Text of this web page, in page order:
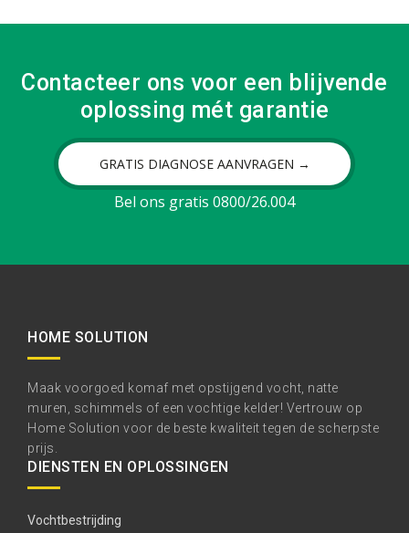
Contacteer ons voor een blijvende
oplossing mét garantie
GRATIS DIAGNOSE AANVRAGEN →
Bel ons gratis 0800/26.004
HOME SOLUTION
Maak voorgoed komaf met opstijgend vocht, natte
muren, schimmels of een vochtige kelder! Vertrouw op
Home Solution voor de beste kwaliteit tegen de scherpste
prijs.
DIENSTEN EN OPLOSSINGEN
Vochtbestrijding